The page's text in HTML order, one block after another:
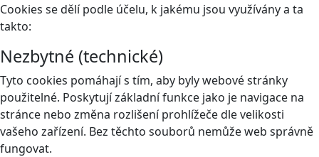
Cookies se dělí podle účelu, k jakému jsou využívány a ta
takto:
Nezbytné (technické)
Tyto cookies pomáhají s tím, aby byly webové stránky
použitelné. Poskytují základní funkce jako je navigace na
stránce nebo změna rozlišení prohlížeče dle velikosti
vašeho zařízení. Bez těchto souborů nemůže web správně
fungovat.